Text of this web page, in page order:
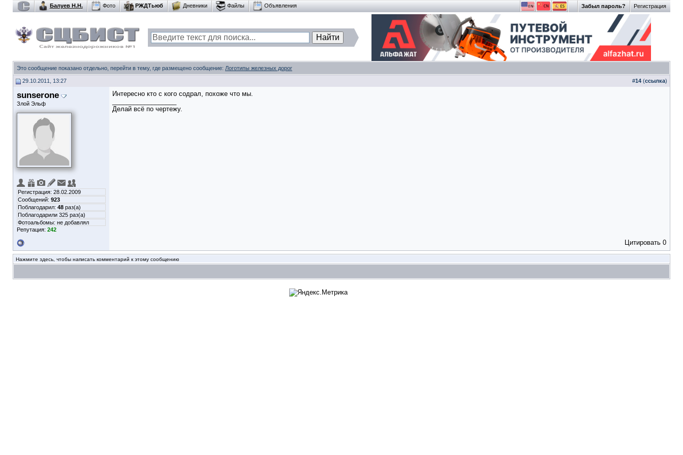
Регистрация
Забыл пароль?
Балуев Н.Н. Фото РЖДТьюб Дневники Файлы Объявления
Это сообщение показано отдельно, перейти в тему, где размещено сообщение: Логотипы железных дорог
29.10.2011, 13:27 #14 (ссылка)
sunserone
Злой Эльф
Регистрация: 28.02.2009
Сообщений: 923
Поблагодарил: 48 раз(а)
Поблагодарили 325 раз(а)
Фотоальбомы: не добавлял
Репутация: 242
Интересно кто с кого содрал, похоже что мы.
Делай всё по чертежу.
Цитировать 0
Нажмите здесь, чтобы написать комментарий к этому сообщению